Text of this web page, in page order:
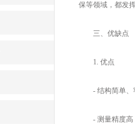
保等领域，都发
三、优缺点
1. 优点
- 结构简单、牢
- 测量精度高：